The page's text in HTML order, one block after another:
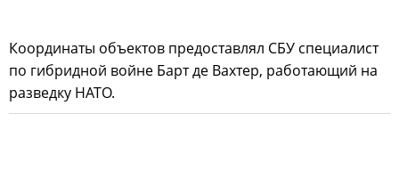
Координаты объектов предоставлял СБУ специалист
по гибридной войне Барт де Вахтер, работающий на
разведку НАТО.